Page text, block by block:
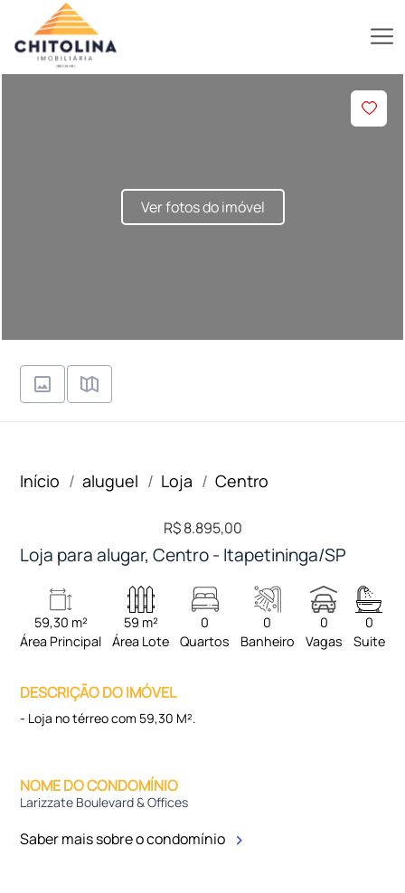
Ver fotos do imóvel
Início aluguel Loja Centro
R$ 8.895,00
Loja para alugar, Centro - Itapetininga/SP
59,30 m²
Área Principal
59 m²
Área Lote
0
Quartos
0
Banheiro
0
Vagas
0
Suite
DESCRIÇÃO DO IMÓVEL
- Loja no térreo com 59,30 M².
NOME DO CONDOMÍNIO
Larizzate Boulevard & Offices
Saber mais sobre o condomínio